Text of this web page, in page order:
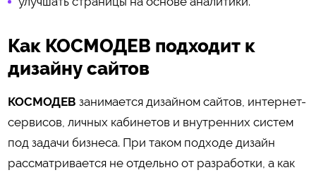
Как КОСМОДЕВ подходит к
дизайну сайтов
КОСМОДЕВ занимается дизайном сайтов, интернет-
сервисов, личных кабинетов и внутренних систем
под задачи бизнеса. При таком подходе дизайн
рассматривается не отдельно от разработки, а как